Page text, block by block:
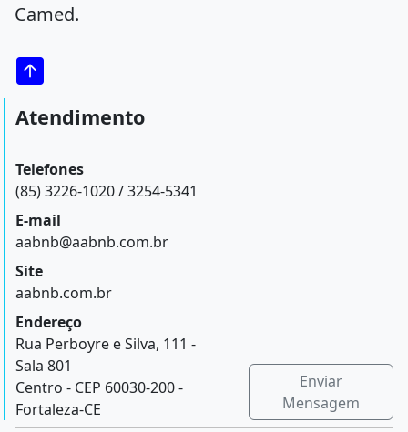
Camed.
Atendimento
Telefones
(85) 3226-1020 / 3254-5341
E-mail
aabnb@aabnb.com.br
Site
aabnb.com.br
Endereço
Rua Perboyre e Silva, 111 -
Sala 801
Centro - CEP 60030-200 -
Fortaleza-CE
Enviar
Mensagem